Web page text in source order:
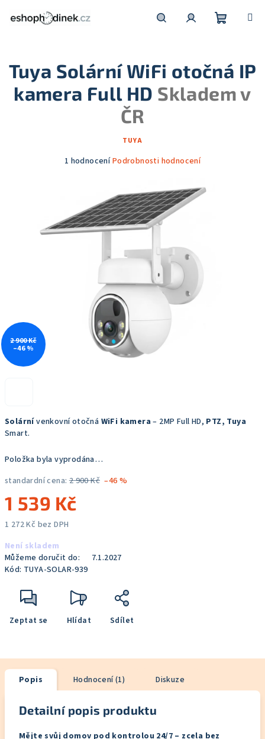
košík
Solárnívenkovní otočná WiFi kamera – 2MP Full HD, PTZ, Tuya
Smart.
Položka byla vyprodána…
standardní cena: 2 900 Kč –46 %
1 539 Kč
1 272 Kč bez DPH
cena:
Není skladem
Můžeme doručit do:
7.1.2027
Kód: TUYA-SOLAR-939
Zeptat se Hlídat Sdílet
Tuya Solární WiFi otočná IP
kamera Full HD Skladem v
ČR
TUYA
Průměrné
z
5
1 hodnoceníPodrobnosti hodnocení
2 900 Kč
–46 %
Popis Hodnocení (1) Diskuze
Detailní popis produktu
Mějte svůj domov pod kontrolou 24/7 – zcela bez